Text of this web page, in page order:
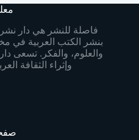
بنشر الكتب العربية في
والعلوم، والفكر. تسعى
وإثراء الثقافة